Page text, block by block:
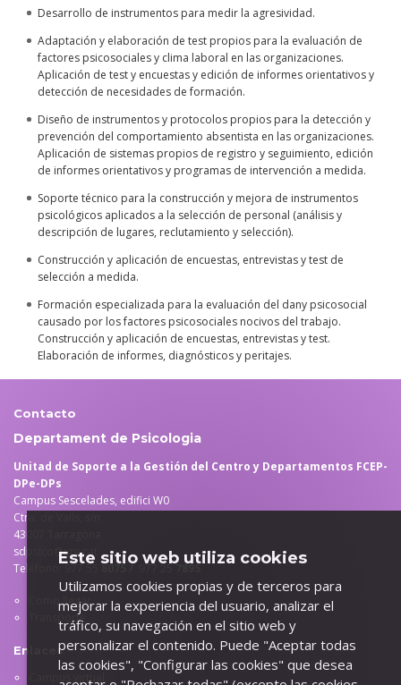
Desarrollo de instrumentos para medir la agresividad.
Adaptación y elaboración de test propios para la evaluación de
factores psicosociales y clima laboral en las organizaciones.
Aplicación de test y encuestas y edición de informes orientativos y
detección de necesidades de formación.
Diseño de instrumentos y protocolos propios para la detección y
prevención del comportamiento absentista en las organizaciones.
Aplicación de sistemas propios de registro y seguimiento, edición
de informes orientativos y programas de intervención a medida.
Soporte técnico para la construcción y mejora de instrumentos
psicológicos aplicados a la selección de personal (análisis y
descripción de lugares, reclutamiento y selección).
Construcción y aplicación de encuestas, entrevistas y test de
selección a medida.
Formación especializada para la evaluación del dany psicosocial
causado por los factores psicosociales nocivos del trabajo.
Construcción y aplicación de encuestas, entrevistas y test.
Elaboración de informes, diagnósticos y peritajes.
Contacto
Departament de Psicologia
Unitad de Soporte a la Gestión del Centro y Departamentos FCEP-
DPe-DPs
Campus Sescelades, edifici W0
Ctra. de Valls, s/n
43007 Tarragona
sdpsico@urv.cat
Teléfono: 977 55 8075 / 977 257895
Como llegar
Transporte
Enlaces
Campus virtual
Este sitio web utiliza cookies
Utilizamos cookies propias y de terceros para
mejorar la experiencia del usuario, analizar el
tráfico, su navegación en el sitio web y
personalizar el contenido. Puede "Aceptar todas
las cookies", "Configurar las cookies" que desea